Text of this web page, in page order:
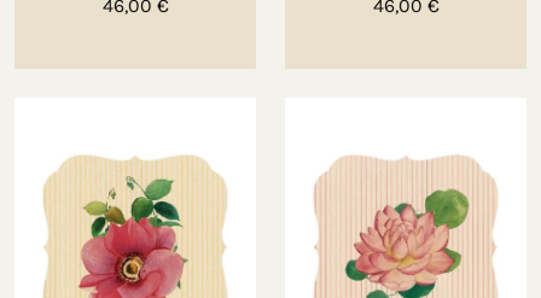
46,00 € 46,00 €